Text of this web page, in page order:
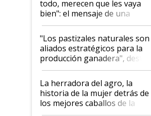
todo, merecen que les vaya
bien": el mensaje de una
ganadera uruguaya sobre las
oportunidades que se abren
para el agro en Argentina, con
foco en la carne
"Los pastizales naturales son
aliados estratégicos para la
producción ganadera", destaca
la iniciativa que ya reúne a 46
establecimientos en Argentina
La herradora del agro, la
historia de la mujer detrás de
los mejores caballos de la
Argentina y los mitos que